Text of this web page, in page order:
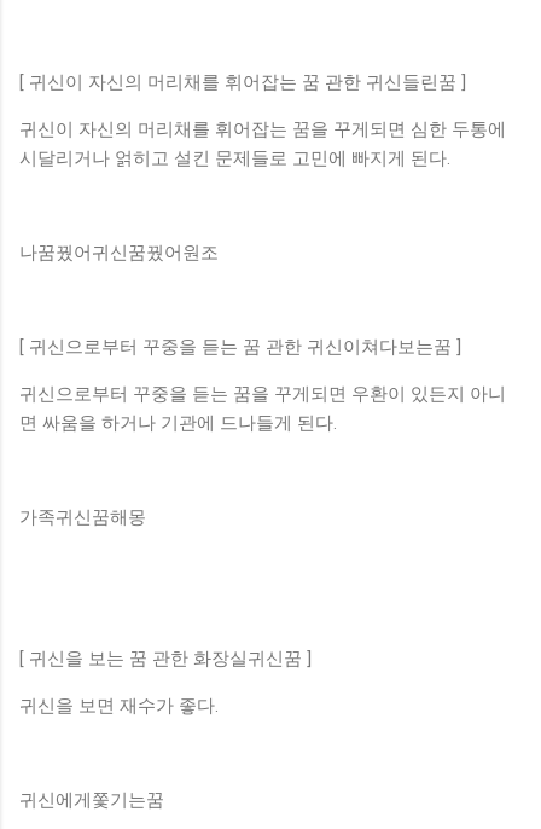
[ 귀신이 자신의 머리채를 휘어잡는 꿈 관한 귀신들린꿈 ]
귀신이 자신의 머리채를 휘어잡는 꿈을 꾸게되면 심한 두통에
시달리거나 얽히고 설킨 문제들로 고민에 빠지게 된다.
나꿈꿨어귀신꿈꿨어원조
[ 귀신으로부터 꾸중을 듣는 꿈 관한 귀신이쳐다보는꿈 ]
귀신으로부터 꾸중을 듣는 꿈을 꾸게되면 우환이 있든지 아니
면 싸움을 하거나 기관에 드나들게 된다.
가족귀신꿈해몽
[ 귀신을 보는 꿈 관한 화장실귀신꿈 ]
귀신을 보면 재수가 좋다.
귀신에게쫓기는꿈